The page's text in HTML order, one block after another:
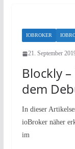
IOBROKER
21. September
Blockly
dem
In dieser
ioBroker näher
im